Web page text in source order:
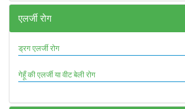
एलर्जी रोग
ड्रग एलर्जी रोग
गेहूँ की एलर्जी या वीट बेली रोग